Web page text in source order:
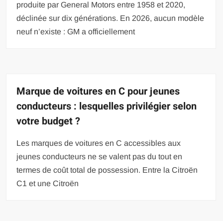
produite par General Motors entre 1958 et 2020,
déclinée sur dix générations. En 2026, aucun modèle
neuf n’existe : GM a officiellement
Marque de voitures en C pour jeunes
conducteurs : lesquelles privilégier selon
votre budget ?
Les marques de voitures en C accessibles aux
jeunes conducteurs ne se valent pas du tout en
termes de coût total de possession. Entre la Citroën
C1 et une Citroën